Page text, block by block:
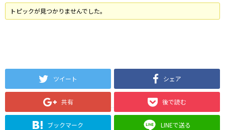
トピックが見つかりませんでした。
ツイート シェア
共有 後で読む
ブックマーク LINEで送る